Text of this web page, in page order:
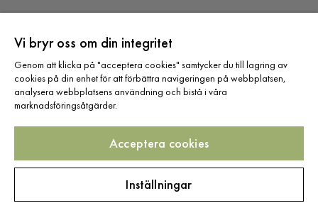
Varumärken
Sortiment
Följ oss
Vi bryr oss om din integritet
Genom att klicka på "acceptera cookies" samtycker du till lagring av
cookies på din enhet för att förbättra navigeringen på webbplatsen,
analysera webbplatsens användning och bistå i våra
marknadsföringsåtgärder.
Acceptera cookies
Inställningar